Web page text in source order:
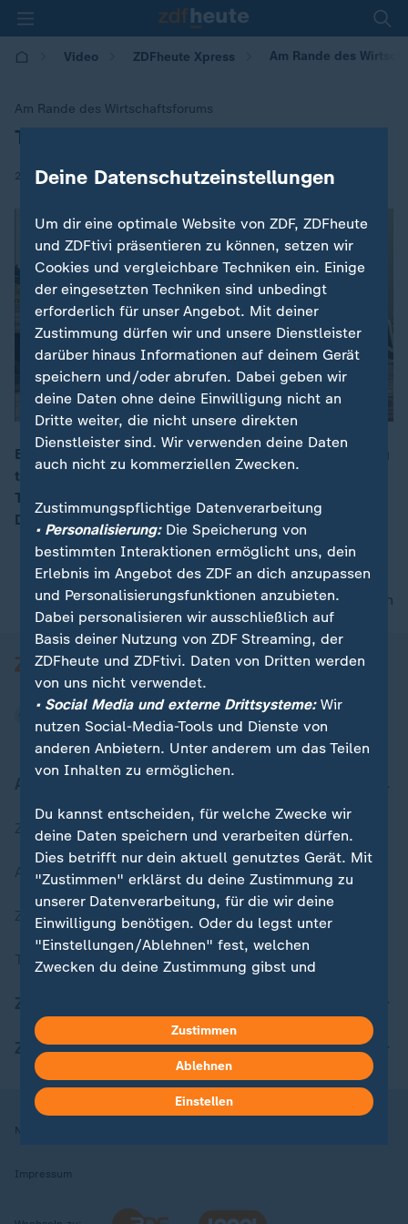
Video ZDFheute Xpress Am Rande des
Am Rande des Wirtschaftsforums
:
Trump trifft Selenskyj in Davos
22.01.2026 | 08:43
Beim Weltwirtschaftsforum soll auch der Ukraine-Krieg
thematisiert werden. US-Präsident Trump kündigt ein
Treffen mit dem ukrainischen Präsidenten Selenskyj in
Davos an.
nach oben
Zuletzt veröffentlicht
Aktuelle Sendungs-Videos
ZDFheute Stories
Themen im Überblick
ZDFheute Apps
Nutzungsbedingungen
Impressum
Deine Datenschutzeinstellungen
Um dir eine optimale Website von ZDF, ZDFheute
und ZDFtivi präsentieren zu können, setzen wir
Cookies und vergleichbare Techniken ein. Einige
der eingesetzten Techniken sind unbedingt
erforderlich für unser Angebot. Mit deiner
Zustimmung dürfen wir und unsere Dienstleister
darüber hinaus Informationen auf deinem Gerät
speichern und/oder abrufen. Dabei geben wir
deine Daten ohne deine Einwilligung nicht an
Dritte weiter, die nicht unsere direkten
Dienstleister sind. Wir verwenden deine Daten
auch nicht zu kommerziellen Zwecken.
Zustimmungspflichtige Datenverarbeitung
• Personalisierung:Die Speicherung von
bestimmten Interaktionen ermöglicht uns, dein
Erlebnis im Angebot des ZDF an dich anzupassen
und Personalisierungsfunktionen anzubieten.
Dabei personalisieren wir ausschließlich auf
Basis deiner Nutzung von ZDF Streaming, der
ZDFheute und ZDFtivi. Daten von Dritten werden
von uns nicht verwendet.
• Social Media und externe Drittsysteme:Wir
nutzen Social-Media-Tools und Dienste von
anderen Anbietern. Unter anderem um das Teilen
von Inhalten zu ermöglichen.
Du kannst entscheiden, für welche Zwecke wir
deine Daten speichern und verarbeiten dürfen.
Dies betrifft nur dein aktuell genutztes Gerät. Mit
"Zustimmen" erklärst du deine Zustimmung zu
unserer Datenverarbeitung, für die wir deine
Einwilligung benötigen. Oder du legst unter
"Einstellungen/Ablehnen" fest, welchen
Zwecken du deine Zustimmung gibst und
in deinen Einstellungen widerrufen oder ändern.
Hier findest du das Impressum.
Weitere Informationen findest du in unserer
Datenschutzerklärung.
Zustimmen
Ablehnen
Einstellen